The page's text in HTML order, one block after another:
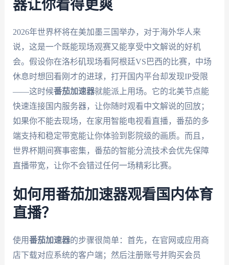
器让你看得更爽
2026年世界杯将在美加墨三国举办，对于海外华人来
说，这是一个既能现场观赛又能享受中文解说的好机
会。假设你在洛杉矶现场看阿根廷VS巴西的比赛，中场
休息时想回看刚才的进球，打开国内平台却发现IP受限
——这时候番茄加速器就能派上用场。它的北美节点能
快速连接国内服务器，让你随时观看中文解说的回放；
如果你不能去现场，在家用智能电视看直播，番茄的多
端支持和稳定带宽能让你体验到影院级的画质。而且，
世界杯期间赛事密集，番茄的智能分流技术会优先保障
直播带宽，让你不会错过任何一场精彩比赛。
如何用番茄加速器观看国内体育
直播？
使用番茄加速器的步骤很简单：首先，在官网或应用商
店下载对应系统的客户端；然后注册账号并购买会员